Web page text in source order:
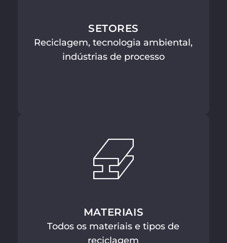
SETORES
Reciclagem, tecnologia ambiental,
indústrias de processo
MATERIAIS
Todos os materiais e tipos de
reciclagem